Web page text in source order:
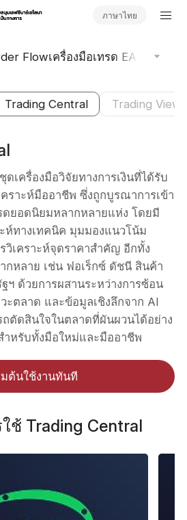
ภาษาไทย
Flowเครื่องมือเทรด EA เครื่องมื
Trading Central Trading View
เครื่องมือวิจัยทางการเงินที่ได้รับ
ราะห์มืออาชีพ ซึ่งถูกบูรณาการเข้า
ยอดนิยมหลากหลายแห่ง โดยมี
ทางเทคนิค มุมมองแนวโน้ม
วิเคราะห์จุดราคาสำคัญ อีกทั้ง
หลาย เช่น ฟอเร็กซ์ ดัชนี สินค้า
ด้วยการผสานระหว่างการซ้อน
ะตลาด และข้อมูลเชิงลึกจาก AI
ถตัดสินใจในตลาดที่ผันผวนได้อย่าง
ำหรับทั้งมือใหม่และมืออาชีพ
มต้นใช้งานทันที
ช้ Trading Central